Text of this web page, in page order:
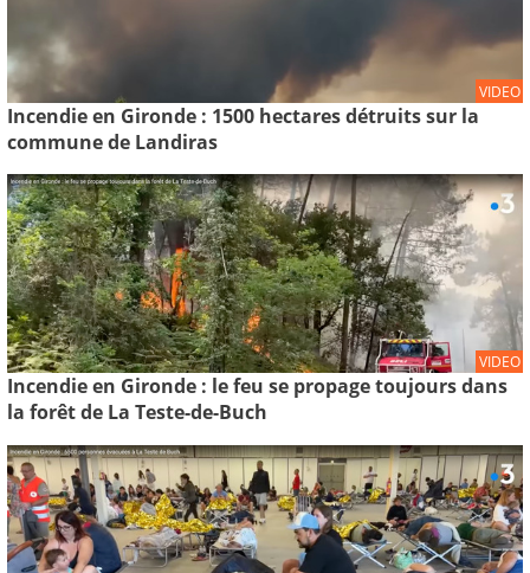
VIDEO
Incendie en Gironde : 1500 hectares détruits sur la
commune de Landiras
VIDEO
Incendie en Gironde : le feu se propage toujours dans
la forêt de La Teste-de-Buch